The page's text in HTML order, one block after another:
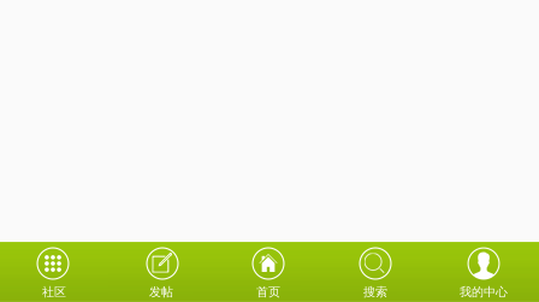
社区 发帖 首页 搜索 我的中心